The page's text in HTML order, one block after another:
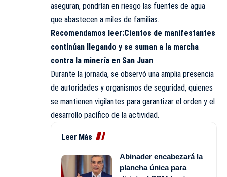
aseguran, pondrían en riesgo las fuentes de agua
que abastecen a miles de familias.
Recomendamos leer:Cientos de manifestantes
continúan llegando y se suman a la marcha
contra la minería en San Juan
Durante la jornada, se observó una amplia presencia
de autoridades y organismos de seguridad, quienes
se mantienen vigilantes para garantizar el orden y el
desarrollo pacífico de la actividad.
Leer Más
Abinader encabezará la
plancha única para